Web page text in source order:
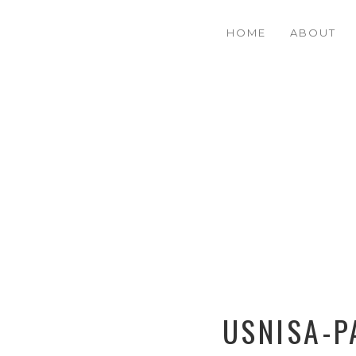
HOME ABOUT
USNISA-